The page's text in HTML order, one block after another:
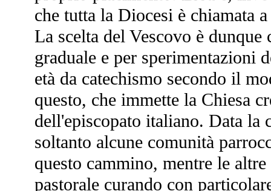
che tutta la Diocesi è chiamata
La scelta del Vescovo è
graduale e per sperimentazioni
età da catechismo secondo il
questo, che immette la Chiesa
dell'episcopato italiano. Data la
soltanto alcune comunità
questo cammino, mentre le
pastorale curando con